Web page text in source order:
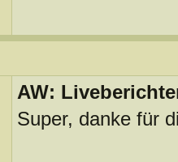
AW:
Super, danke für